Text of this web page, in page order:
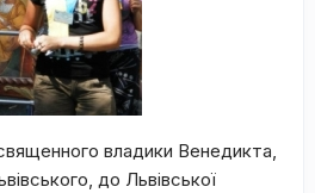
владики Венедикта,
до Львівської